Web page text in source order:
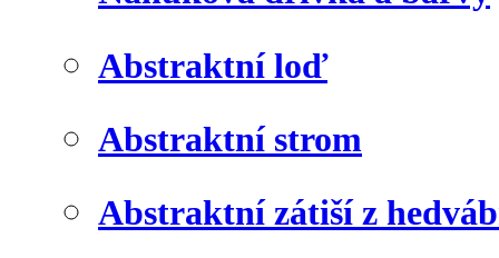
Abstraktní loď
Abstraktní strom
Abstraktní zátiší z